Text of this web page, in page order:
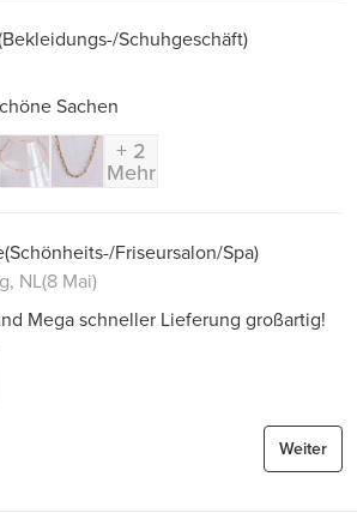
Schuhgeschäft)
Sachen
+ 2
Mehr
(Schönheits-/Friseursalon/Spa)
NL(8 Mai)
Mega schneller Lieferung großartig!
Weiter